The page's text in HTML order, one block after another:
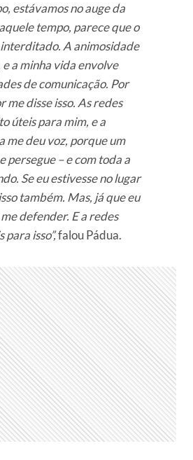
estávamos no auge da
tempo, parece que o
A animosidade
a minha vida envolve
de comunicação. Por
me disse isso. As redes
úteis para mim, e a
me deu voz, porque um
persegue – e com toda a
Se eu estivesse no lugar
também. Mas, já que eu
defender. E a redes
para isso”,falou Pádua.